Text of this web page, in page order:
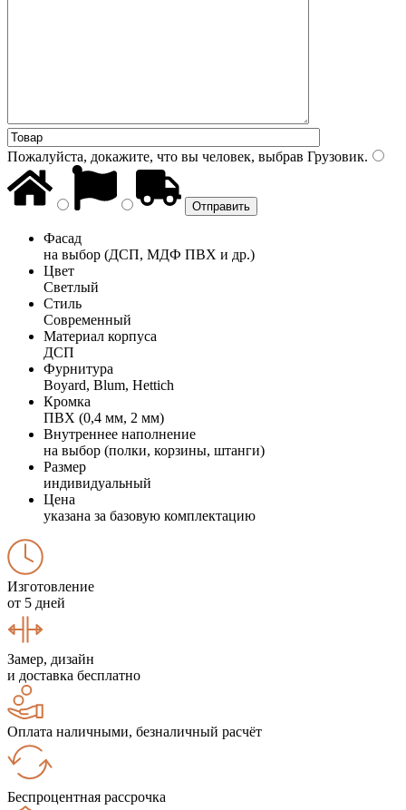
Пожалуйста, докажите, что вы человек, выбрав Грузовик.
Фасад
на выбор (ДСП, МДФ ПВХ и др.)
Цвет
Светлый
Стиль
Современный
Материал корпуса
ДСП
Фурнитура
Boyard, Blum, Hettich
Кромка
ПВХ (0,4 мм, 2 мм)
Внутреннее наполнение
на выбор (полки, корзины, штанги)
Размер
индивидуальный
Цена
указана за базовую комплектацию
Изготовление
от 5 дней
Замер, дизайн
и доставка бесплатно
Оплата наличными, безналичный расчёт
Беспроцентная рассрочка